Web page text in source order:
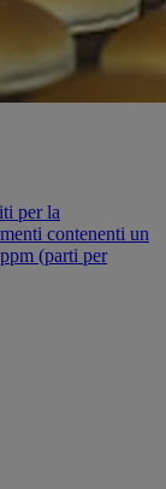
per la
contenenti un
(parti per